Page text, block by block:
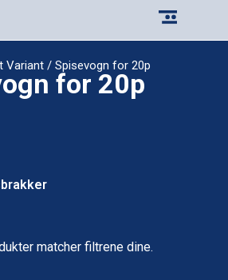
Variant / Spisevogn for 20p
for 20p
matcher filtrene dine.